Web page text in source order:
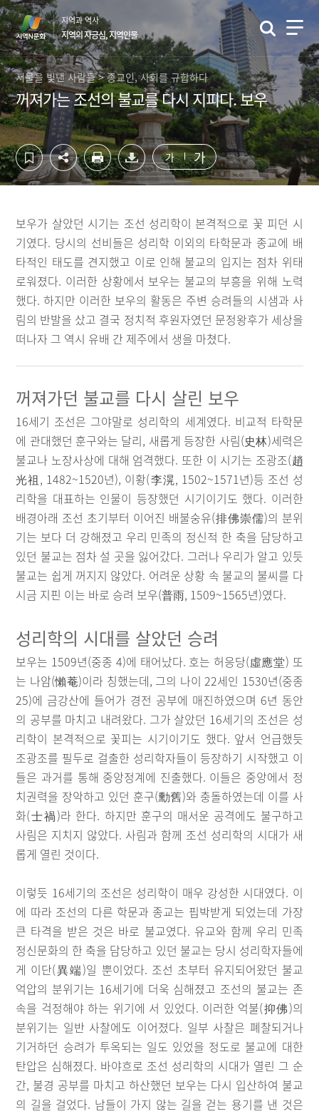
컨
텐
츠
영
역
바
로
가
기
하
단
영
역
바
로
가
기
지역과 역사
지역의 자긍심, 지역인물
서울을 빛낸 사람들 > 종교인, 사회를 규합하다
꺼져가는 조선의 불교를 다시 지피다. 보우
가 가
보우가 살았던 시기는 조선 성리학이 본격적으로 꽃 피던 시
기였다. 당시의 선비들은 성리학 이외의 타학문과 종교에 배
타적인 태도를 견지했고 이로 인해 불교의 입지는 점차 위태
로워졌다. 이러한 상황에서 보우는 불교의 부흥을 위해 노력
했다. 하지만 이러한 보우의 활동은 주변 승려들의 시샘과 사
림의 반발을 샀고 결국 정치적 후원자였던 문정왕후가 세상을
떠나자 그 역시 유배 간 제주에서 생을 마쳤다.
꺼져가던 불교를 다시 살린 보우
16세기 조선은 그야말로 성리학의 세계였다. 비교적 타학문
에 관대했던 훈구와는 달리, 새롭게 등장한 사림(史林)세력은
불교나 노장사상에 대해 엄격했다. 또한 이 시기는 조광조(趙
光祖, 1482~1520년), 이황(李滉, 1502~1571년)등 조선 성
리학을 대표하는 인물이 등장했던 시기이기도 했다. 이러한
배경아래 조선 초기부터 이어진 배불숭유(排佛崇儒)의 분위
기는 보다 더 강해졌고 우리 민족의 정신적 한 축을 담당하고
있던 불교는 점차 설 곳을 잃어갔다. 그러나 우리가 알고 있듯
불교는 쉽게 꺼지지 않았다. 어려운 상황 속 불교의 불씨를 다
시금 지핀 이는 바로 승려 보우(普雨, 1509~1565년)였다.
성리학의 시대를 살았던 승려
보우는 1509년(중종 4)에 태어났다. 호는 허응당(虛應堂) 또
는 나암(懶菴)이라 칭했는데, 그의 나이 22세인 1530년(중종
25)에 금강산에 들어가 경전 공부에 매진하였으며 6년 동안
의 공부를 마치고 내려왔다. 그가 살았던 16세기의 조선은 성
리학이 본격적으로 꽃피는 시기이기도 했다. 앞서 언급했듯
조광조를 필두로 걸출한 성리학자들이 등장하기 시작했고 이
들은 과거를 통해 중앙정계에 진출했다. 이들은 중앙에서 정
치권력을 장악하고 있던 훈구(勳舊)와 충돌하였는데 이를 사
화(士禍)라 한다. 하지만 훈구의 매서운 공격에도 불구하고
사림은 지치지 않았다. 사림과 함께 조선 성리학의 시대가 새
롭게 열린 것이다.
이렇듯 16세기의 조선은 성리학이 매우 강성한 시대였다. 이
에 따라 조선의 다른 학문과 종교는 핍박받게 되었는데 가장
큰 타격을 받은 것은 바로 불교였다. 유교와 함께 우리 민족
정신문화의 한 축을 담당하고 있던 불교는 당시 성리학자들에
게 이단(異端)일 뿐이었다. 조선 초부터 유지되어왔던 불교
억압의 분위기는 16세기에 더욱 심해졌고 조선의 불교는 존
속을 걱정해야 하는 위기에 서 있었다. 이러한 억불(抑佛)의
분위기는 일반 사찰에도 이어졌다. 일부 사찰은 폐찰되거나
기거하던 승려가 투옥되는 일도 있었을 정도로 불교에 대한
탄압은 심해졌다. 바야흐로 조선 성리학의 시대가 열린 그 순
간, 불경 공부를 마치고 하산했던 보우는 다시 입산하여 불교
의 길을 걸었다. 남들이 가지 않는 길을 걷는 용기를 낸 것은